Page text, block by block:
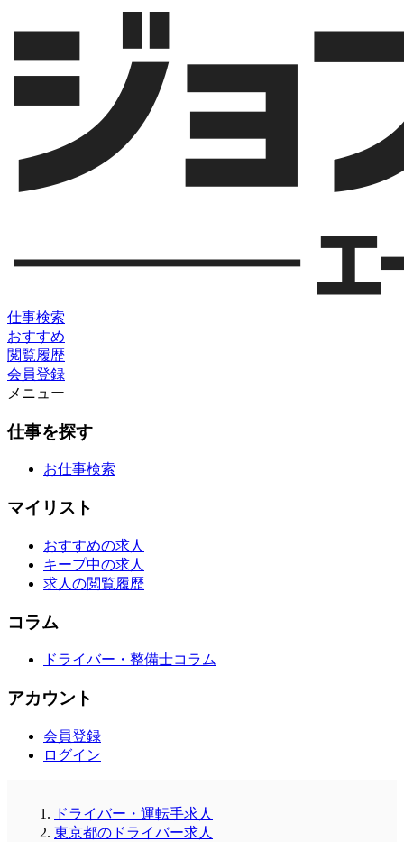
仕事検索
おすすめ
閲覧履歴
会員登録
メニュー
仕事を探す
お仕事検索
マイリスト
おすすめの求人
キープ中の求人
求人の閲覧履歴
コラム
ドライバー・整備士コラム
アカウント
会員登録
ログイン
ドライバー・運転手求人
東京都のドライバー求人